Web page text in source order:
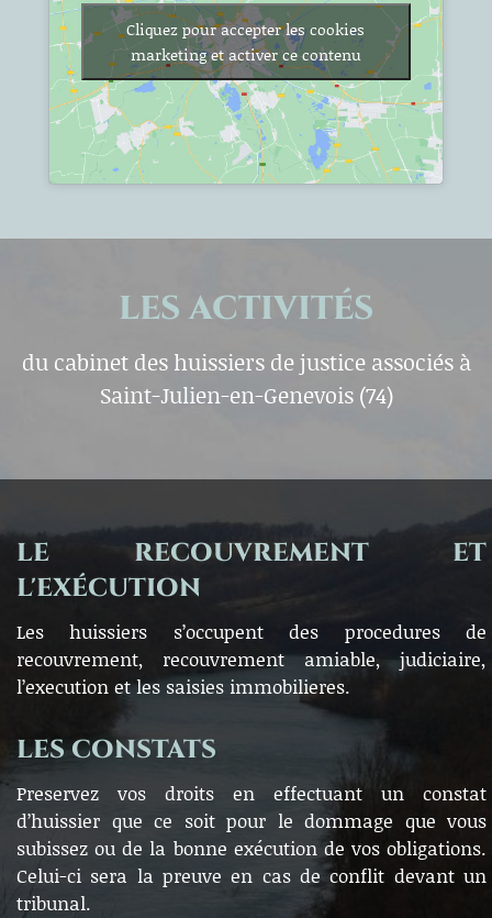
Cliquez pour accepter les cookies
marketing et activer ce contenu
LES ACTIVITÉS
du cabinet des huissiers de justice associés à
Saint-Julien-en-Genevois (74)
LE RECOUVREMENT ET
L'EXÉCUTION
Les huissiers s’occupent des procedures de
recouvrement, recouvrement amiable, judiciaire,
l’execution et les saisies immobilieres.
LES CONSTATS
Preservez vos droits en effectuant un constat
d’huissier que ce soit pour le dommage que vous
subissez ou de la bonne exécution de vos obligations.
Celui-ci sera la preuve en cas de conflit devant un
tribunal.